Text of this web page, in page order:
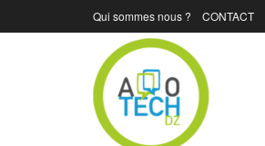
Qui sommes nous ? CONTACT